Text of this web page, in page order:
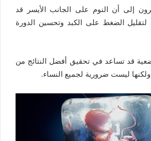
إلى أن النوم على الجانب الأيسر قد
الضغط على الكبد وتحسين الدورة
قد تساعد في تحقيق أفضل النتائج من
ولكنها ليست ضرورية لجميع النساء.